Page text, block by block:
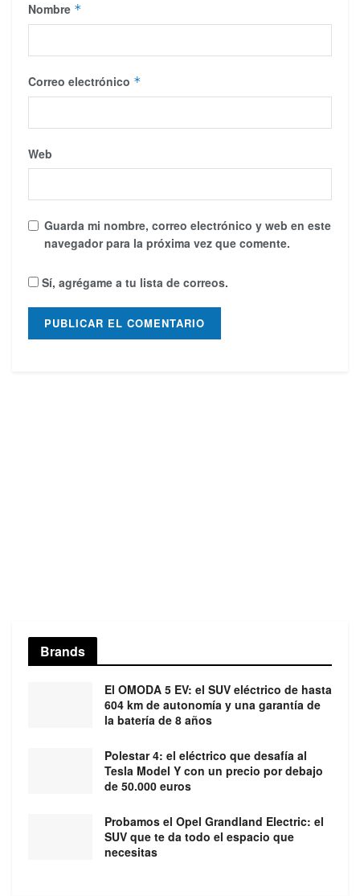
Nombre *
Correo electrónico *
Web
Guarda mi nombre, correo electrónico y web en este
navegador para la próxima vez que comente.
Sí, agrégame a tu lista de correos.
Brands
El OMODA 5 EV: el SUV eléctrico de hasta
604 km de autonomía y una garantía de
la batería de 8 años
Polestar 4: el eléctrico que desafía al
Tesla Model Y con un precio por debajo
de 50.000 euros
Probamos el Opel Grandland Electric: el
SUV que te da todo el espacio que
necesitas